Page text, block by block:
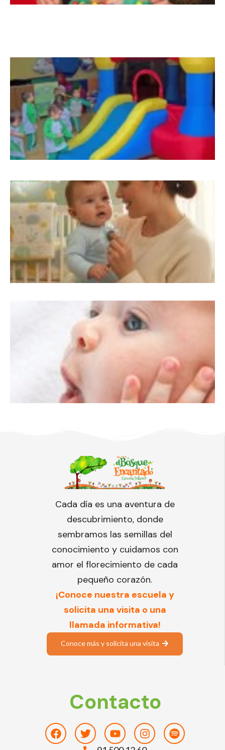
Cada día es una aventura de
descubrimiento, donde
sembramos las semillas del
conocimiento y cuidamos con
amor el florecimiento de cada
pequeño corazón.
¡Conoce nuestra escuela y
solicita una visita o una
llamada informativa!
Conoce más y solicita una visita
Contacto
FacebookTwitterYoutubeInstagramSpotify